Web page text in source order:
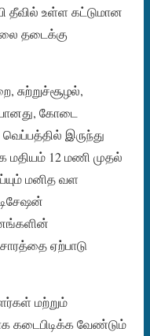
தீவில் உள்ள கட்டுமான
தடைக்கு
சுற்றுச்சூழல்,
கோடை
இருந்து
மதியம் 12 மணி முதல்
மனித வள
ஏற்பாடு
மற்றும்
கடைபிடிக்க வேண்டும்